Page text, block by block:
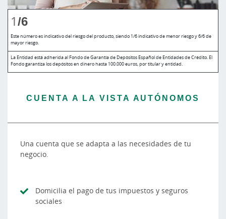
1/6
Este número es indicativo del riesgo del producto, siendo 1/6 indicativo de menor riesgo y 6/6 de
mayor riesgo.
La Entidad está adherida al Fondo de Garantía de Depósitos Español de Entidades de Crédito. El
Fondo garantiza los depósitos en dinero hasta 100.000 euros, por titular y entidad.
CUENTA A LA VISTA AUTÓNOMOS
Una cuenta que se adapta a las necesidades de tu
negocio.
Domicilia el pago de tus impuestos y seguros
sociales